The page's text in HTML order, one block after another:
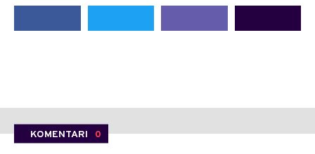
KOMENTARI 0